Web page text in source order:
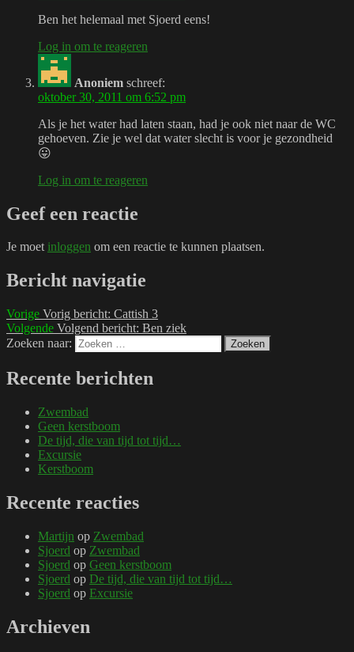
Ben het helemaal met Sjoerd eens!
Log in om te reageren
Anoniem schreef:
oktober 30, 2011 om 6:52 pm
Als je het water had laten staan, had je ook niet naar de WC
gehoeven. Zie je wel dat water slecht is voor je gezondheid
😛
Log in om te reageren
Geef een reactie
Je moetinloggen om een reactie te kunnen plaatsen.
Bericht navigatie
Vorige Vorig bericht: Cattish 3
Volgende Volgend bericht: Ben ziek
Zoeken naar:
Zoeken
Recente berichten
Zwembad
Geen kerstboom
De tijd, die van tijd tot tijd…
Excursie
Kerstboom
Recente reacties
Martijn op Zwembad
Sjoerd op Zwembad
Sjoerd op Geen kerstboom
Sjoerd op De tijd, die van tijd tot tijd…
Sjoerd op Excursie
Archieven